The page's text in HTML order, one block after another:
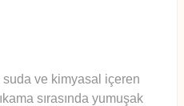
suda ve kimyasal içeren
sırasında yumuşak